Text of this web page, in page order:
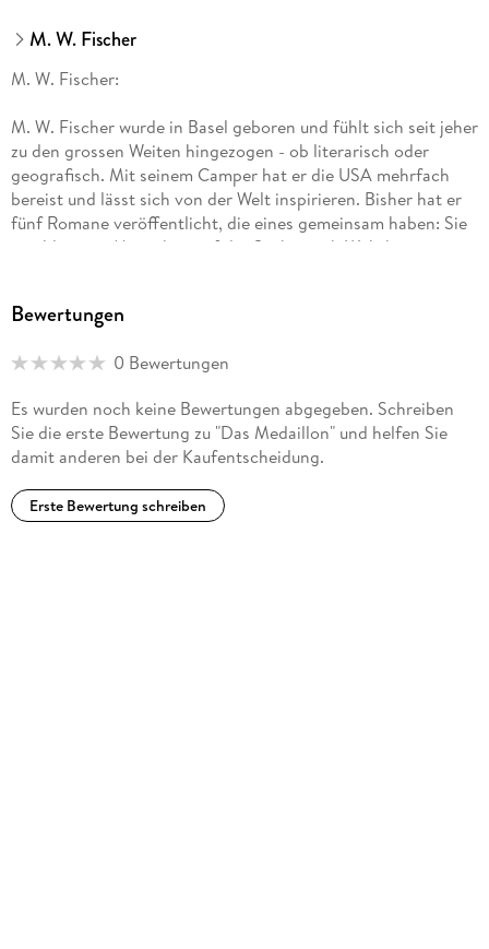
M. W. Fischer
M. W. Fischer:
M. W. Fischer wurde in Basel geboren und fühlt sich seit jeher
zu den grossen Weiten hingezogen - ob literarisch oder
geografisch. Mit seinem Camper hat er die USA mehrfach
bereist und lässt sich von der Welt inspirieren. Bisher hat er
fünf Romane veröffentlicht, die eines gemeinsam haben: Sie
erzählen von Menschen auf der Suche nach Wahrheit,
Schreiben ist für Fischer nicht bloss Handwerk - es ist eine
Leser berühren, zum Nachdenken bringen und vielleicht
jene sind, die man nicht einfach beiseitelegt, sondern die
noch lange im Herzen nachklingen. Auf www. autor-martin-
fischer. ch kannst du mehr über ihn und seine Bücher
erfahren.
Bewertungen
0 Bewertungen
Es wurden noch keine Bewertungen abgegeben. Schreiben
Sie die erste Bewertung zu "Das Medaillon" und helfen Sie
damit anderen bei der Kaufentscheidung.
Erste Bewertung schreiben